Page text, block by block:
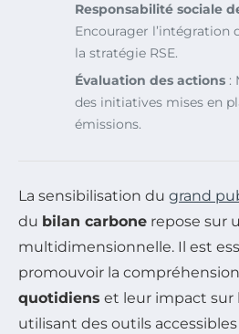
Responsabilité sociale
Encourager l’intégration
la stratégie RSE.
Évaluation des actions :
des initiatives mises en
émissions.
La sensibilisation du grand
du bilan carbone repose sur
multidimensionnelle. Il est
promouvoir la
quotidiens et leur impact sur
utilisant des outils